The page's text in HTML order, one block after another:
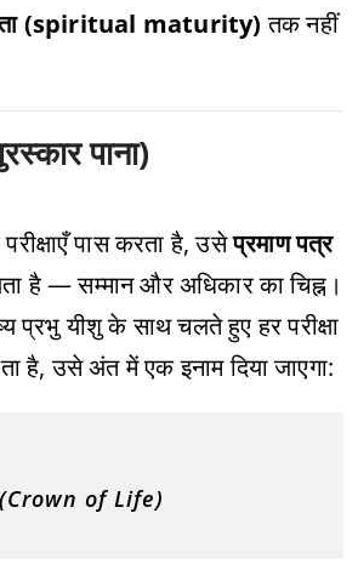
(spiritual maturity) तक नहीं
पाना)
परीक्षाएँ पास करता है, उसेप्रमाण पत्र
है — सम्मान और अधिकार का चिह्न।
प्रभु यीशु के साथ चलते हुए हर परीक्षा
है, उसे अंत में एक इनाम दिया जाएगा:
of Life)